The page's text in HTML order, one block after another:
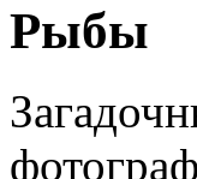
Рыбы